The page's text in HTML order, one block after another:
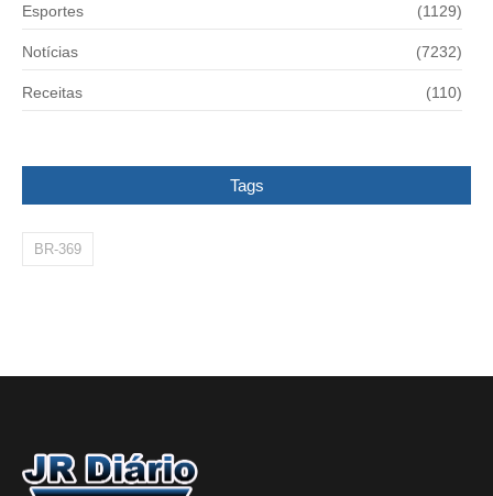
Esportes (1129)
Notícias (7232)
Receitas (110)
Tags
BR-369